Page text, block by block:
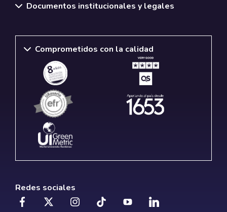
Documentos institucionales y legales
Comprometidos con la calidad
Redes sociales